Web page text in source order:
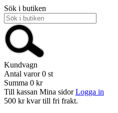
Sök i butiken
Kundvagn
Antal varor 0 st
Summa 0 kr
Till kassan Mina sidor Logga in
500 kr kvar till fri frakt.